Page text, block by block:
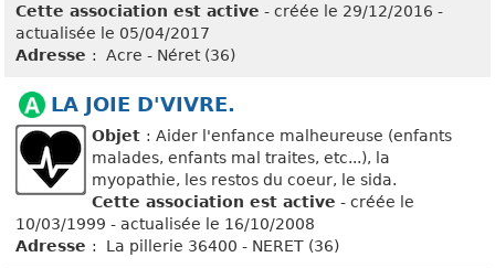
Cette association est active - créée le 29/12/2016 -
actualisée le 05/04/2017
Adresse : Acre - Néret (36)
LA JOIE D'VIVRE.
Objet : Aider l'enfance malheureuse (enfants
malades, enfants mal traites, etc...), la
myopathie, les restos du coeur, le sida.
Cette association est active - créée le
10/03/1999 - actualisée le 16/10/2008
Adresse : La pillerie 36400 - NERET (36)